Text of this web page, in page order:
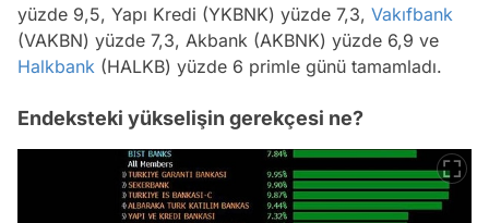
yüzde 9,5, Yapı Kredi (YKBNK) yüzde 7,3, Vakıfbank
(VAKBN) yüzde 7,3, Akbank (AKBNK) yüzde 6,9 ve
Halkbank (HALKB) yüzde 6 primle günü tamamladı.
Endeksteki yükselişin gerekçesi ne?